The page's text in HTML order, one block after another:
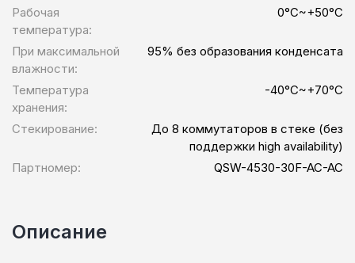
Рабочая
температура:
0°C~+50°C
При максимальной
влажности:
95% без образования конденсата
Температура
хранения:
-40°C~+70°C
Стекирование:
До 8 коммутаторов в стеке (без
поддержки high availability)
Партномер:
QSW-4530-30F-AC-AC
Описание